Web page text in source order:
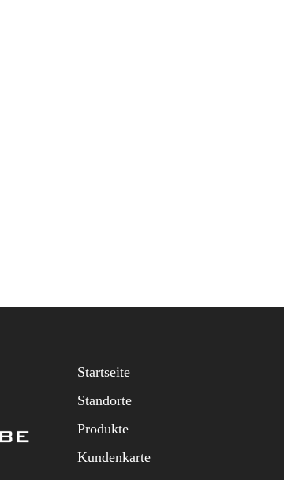
Startseite
Standorte
Produkte
Kundenkarte